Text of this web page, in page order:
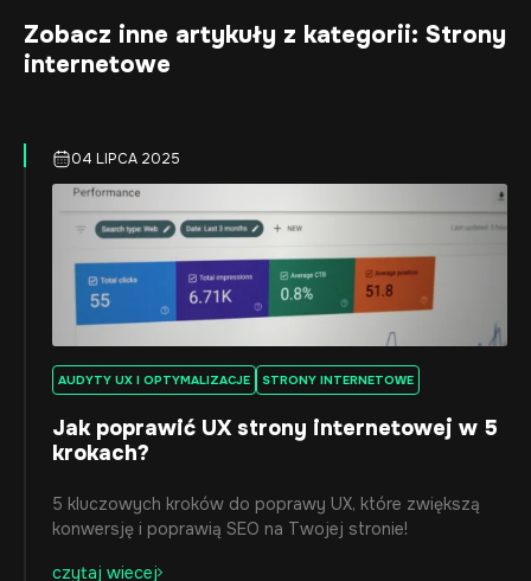
Zobacz inne artykuły z kategorii: Strony
internetowe
04 LIPCA 2025
AUDYTY UX I OPTYMALIZACJE STRONY INTERNETOWE
Jak poprawić UX strony internetowej w 5
krokach?
5 kluczowych kroków do poprawy UX, które zwiększą
konwersję i poprawią SEO na Twojej stronie!
czytaj wiecej